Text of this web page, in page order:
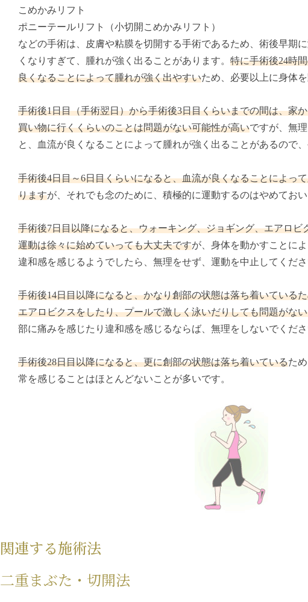
こめかみリフト
ポニーテールリフト（小切開こめかみリフト）
などの手術は、皮膚や粘膜を切開する手術であるため、術後早期
くなりすぎて、腫れが強く出ることがあります。 特に手術後24時
良くなることによって腫れが強く出やすいため、必要以上に身体
手術後1日目（手術翌日）から手術後3日目くらいまでの間は、家
買い物に行くくらいのことは問題がない可能性が高いですが、無
と、血流が良くなることによって腫れが強く出ることがあるので、
手術後4日目～6日目くらいになると、血流が良くなることによっ
りますが、それでも念のために、積極的に運動するのはやめておい
手術後7日目以降になると、ウォーキング、ジョギング、エアロビ
運動は徐々に始めていっても大丈夫ですが、身体を動かすことに
違和感を感じるようでしたら、無理をせず、運動を中止してくださ
手術後14日目以降になると、かなり創部の状態は落ち着いている
エアロビクスをしたり、プールで激しく泳いだりしても問題がな
部に痛みを感じたり違和感を感じるならば、無理をしないでくださ
手術後28日目以降になると、更に創部の状態は落ち着いているた
常を感じることはほとんどないことが多いです。
関連する施術法
二重まぶた・切開法